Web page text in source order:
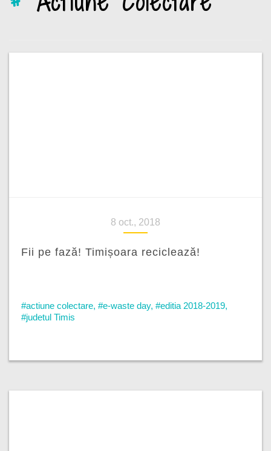
8 oct., 2018
Fii pe fază! Timișoara reciclează!
#actiune colectare, #e-waste day, #editia 2018-2019,
#judetul Timis